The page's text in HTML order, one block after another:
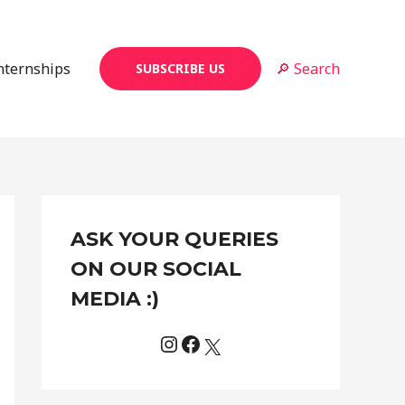
SUBSCRIBE US 🔎 Search
ASK YOUR QUERIES
ON OUR SOCIAL
MEDIA :)
a
t
e